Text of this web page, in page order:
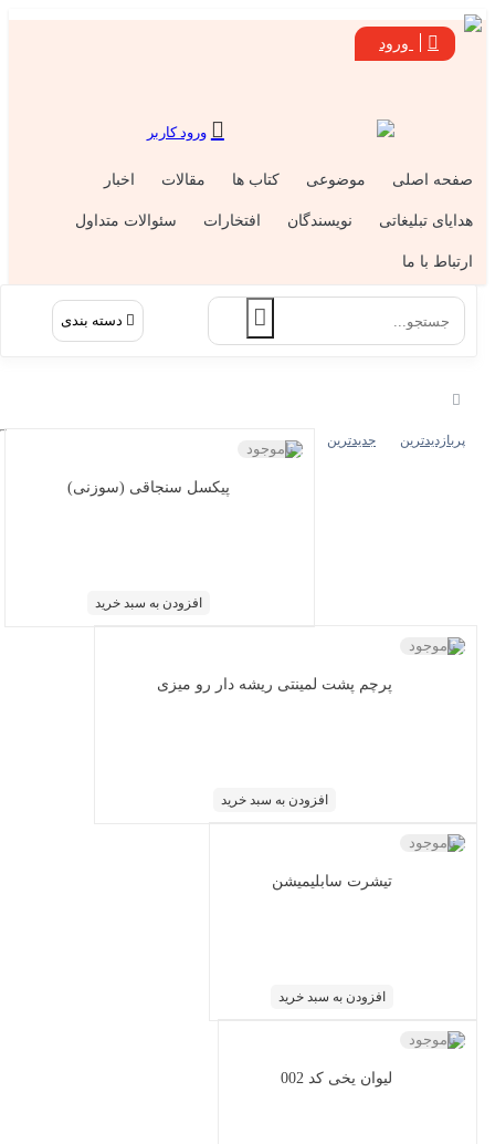
ورود
ورود کاربر
صفحه اصلی موضوعی کتاب ها مقالات اخبار
هدایای تبلیغاتی نویسندگان افتخارات سئوالات متداول
ارتباط با ما
دسته بندی
پربازدیدترین جدیدترین
پیکسل سنجاقی (سوزنی)
ناموجود
افزودن به سبد خرید
پرچم پشت لمینتی ریشه دار رو میزی
ناموجود
افزودن به سبد خرید
تیشرت سابلیمیشن
ناموجود
افزودن به سبد خرید
لیوان یخی کد 002
ناموجود